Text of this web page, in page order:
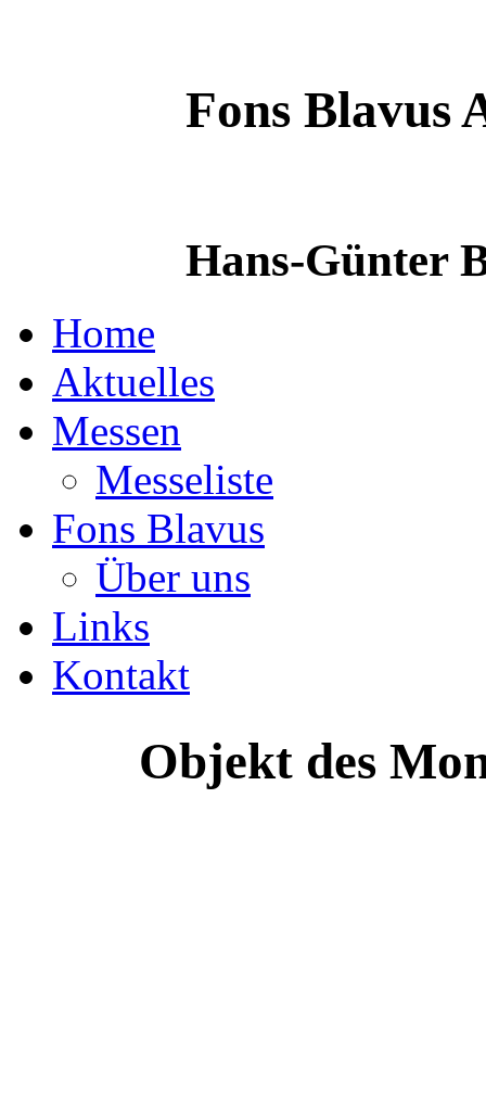
Fons Blavus
Hans-Günter
Home
Aktuelles
Messen
Messeliste
Fons Blavus
Über uns
Links
Kontakt
Objekt des